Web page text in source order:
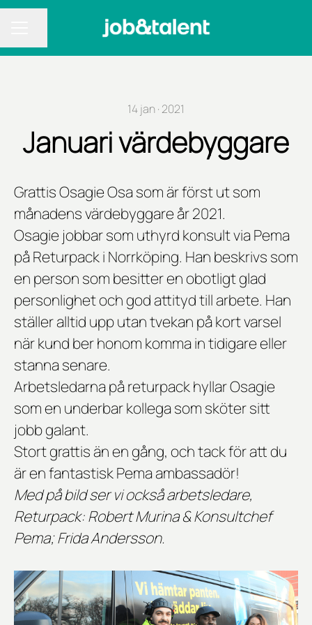
14 jan · 2021
Januari värdebyggare
Grattis Osagie Osa som är först ut som
månadens värdebyggare år 2021.
Osagie jobbar som uthyrd konsult via Pema
på Returpack i Norrköping. Han beskrivs som
en person som besitter en obotligt glad
personlighet och god attityd till arbete. Han
ställer alltid upp utan tvekan på kort varsel
när kund ber honom komma in tidigare eller
stanna senare.
Arbetsledarna på returpack hyllar Osagie
som en underbar kollega som sköter sitt
jobb galant.
Stort grattis än en gång, och tack för att du
är en fantastisk Pema ambassadör!
Med på bild ser vi också arbetsledare,
Returpack: Robert Murina & Konsultchef
Pema; Frida Andersson.